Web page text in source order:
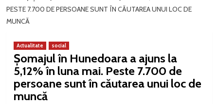
PESTE 7.700 DE PERSOANE SUNT ÎN CĂUTAREA UNUI LOC DE
MUNCĂ
Actualitate social
Șomajul în Hunedoara a ajuns la
5,12% în luna mai. Peste 7.700 de
persoane sunt în căutarea unui loc de
muncă